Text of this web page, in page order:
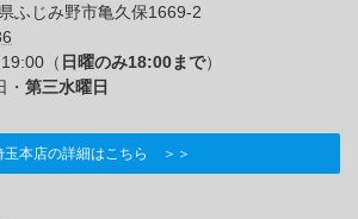
じみ野市亀久保1669-2
（ 日曜のみ18:00まで）
第三水曜日
玉本店の詳細はこちら ＞＞